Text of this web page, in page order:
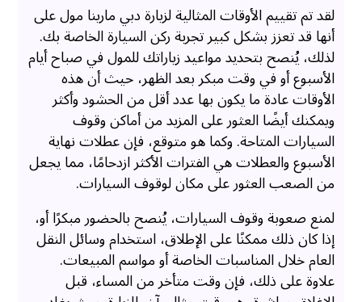
لقد تم تقييم الأوقات المثالية لزيارة دبي مارينا مول على
أنها قد تعزز بشكل كبير تجربة ركن السيارة الخاصة بك.
لذلك، يُنصح بتحديد مواعيد زياراتك للمول في صباح أيام
الأسبوع أو في وقت مبكر بعد الظهر، حيث أن هذه
الأوقات عادة ما يكون بها عدد أقل من الحشود وأكثر
ويمكنك أيضًا العثور على المزيد من أماكن وقوف
السيارات المتاحة. وكما هو متوقع، فإن عطلات نهاية
الأسبوع والعطلات هي الفترات الأكثر ازدحامًا، مما يجعل
من الصعب العثور على مكان لوقوف السيارات.
لمنع صعوبة وقوف السيارات، يُنصح بالحضور مبكرًا أو،
إذا كان ذلك ممكنًا على الإطلاق، استخدام وسائل النقل
العام خلال المناسبات الخاصة أو مواسم المبيعات.
علاوة على ذلك، فإن وقت متأخر من المساء، قبل